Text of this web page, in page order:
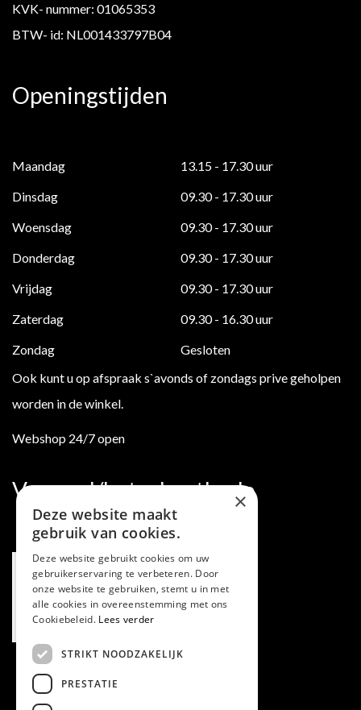
KVK- nummer: 01065353
BTW- id: NL001433797B04
Openingstijden
Maandag
13.15 - 17.30 uur
Dinsdag
09.30 - 17.30 uur
Woensdag
09.30 - 17.30 uur
Donderdag
09.30 - 17.30 uur
Vrijdag
09.30 - 17.30 uur
Zaterdag
09.30 - 16.30 uur
Zondag
Gesloten
Ook kunt u op afspraak s`avonds of zondags prive geholpen
worden in de winkel.
Webshop 24/7 open
Verzend/betaalmethode
×
Deze website maakt
gebruik van cookies.
Deze website gebruikt cookies om uw
gebruikerservaring te verbeteren. Door
onze website te gebruiken, stemt u in met
alle cookies in overeenstemming met ons
Cookiebeleid. Lees verder
STRIKT NOODZAKELIJK
PRESTATIE